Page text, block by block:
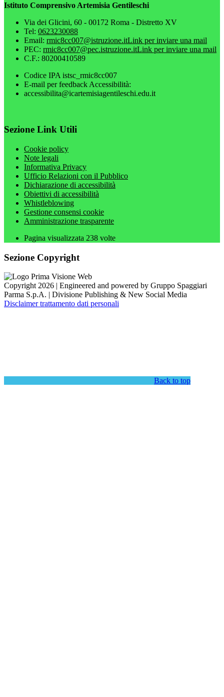
Istituto Comprensivo Artemisia Gentileschi
Via dei Glicini, 60 - 00172 Roma - Distretto XV
Tel: 0623230088
Email: rmic8cc007@istruzione.itLink per inviare una mail
PEC: rmic8cc007@pec.istruzione.itLink per inviare una mail
C.F.: 80200410589
Codice IPA istsc_rmic8cc007
E-mail per feedback Accessibilità:
accessibilita@icartemisiagentileschi.edu.it
Sezione Link Utili
Cookie policy
Note legali
Informativa Privacy
Ufficio Relazioni con il Pubblico
Dichiarazione di accessibilità
Obiettivi di accessibilità
Whistleblowing
Gestione consensi cookie
Amministrazione trasparente
Pagina visualizzata 238 volte
Sezione Copyright
Copyright 2026 | Engineered and powered by Gruppo Spaggiari
Parma S.p.A. | Divisione Publishing & New Social Media
Disclaimer trattamento dati personali
Back to top